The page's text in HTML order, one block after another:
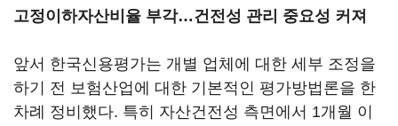
고정이하자산비율 부각…건전성 관리 중요성 커져
앞서 한국신용평가는 개별 업체에 대한 세부 조정을
하기 전 보험산업에 대한 기본적인 평가방법론을 한
차례 정비했다. 특히 자산건전성 측면에서 1개월 이